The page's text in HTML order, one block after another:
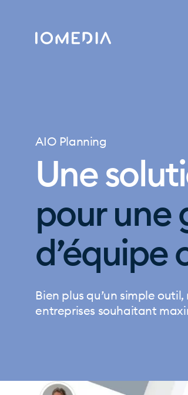
AIO Planning
Une
pour une
d’équipe
Bien plus qu’un simple
entreprises souhaitant